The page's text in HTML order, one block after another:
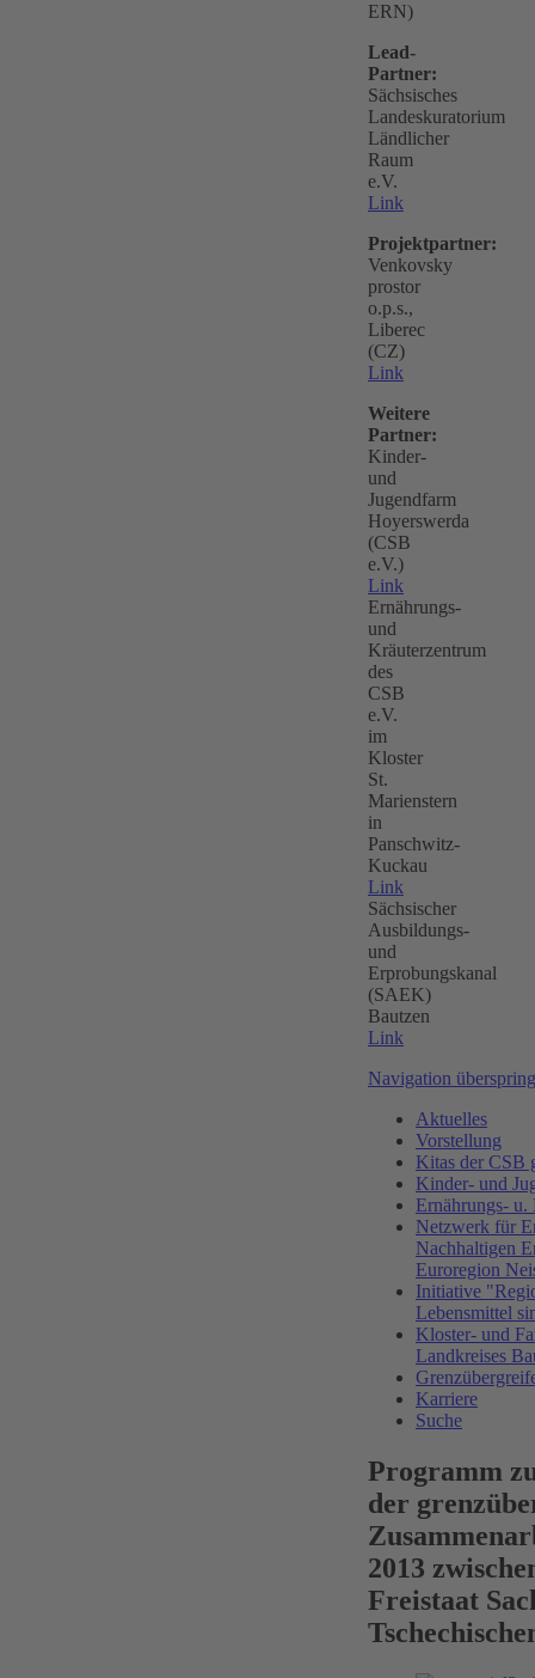
ERN)
Lead-
Partner:
Sächsisches
Landeskuratorium
Ländlicher
Raum
e.V.
Link
Projektpartner:
Venkovsky
prostor
o.p.s.,
Liberec
(CZ)
Link
Weitere
Partner:
Kinder-
und
Jugendfarm
Hoyerswerda
(CSB
e.V.)
Link
Ernährungs-
und
Kräuterzentrum
des
CSB
e.V.
im
Kloster
St.
Marienstern
in
Panschwitz-
Kuckau
Link
Sächsischer
Ausbildungs-
und
Erprobungskanal
(SAEK)
Bautzen
Link
Navigation
Aktuelles
Vorstellung
Kitas der CSB
Kinder- und
Ernährungs- u.
Netzwerk für
Nachhaltigen
Euroregion
Initiative
Lebensmittel
Kloster- und
Landkreises
Karriere
Suche
Programm
der
2013
Freistaat